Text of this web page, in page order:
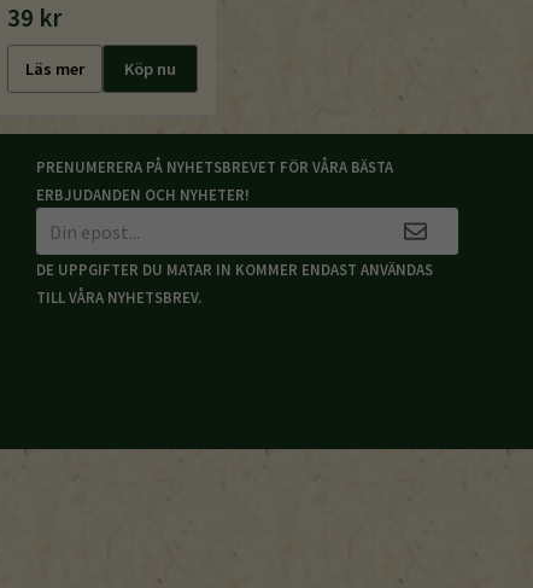
39 kr
Läs mer Köp nu
PRENUMERERA PÅ NYHETSBREVET FÖR VÅRA BÄSTA
ERBJUDANDEN OCH NYHETER!
DE UPPGIFTER DU MATAR IN KOMMER ENDAST ANVÄNDAS
TILL VÅRA NYHETSBREV.